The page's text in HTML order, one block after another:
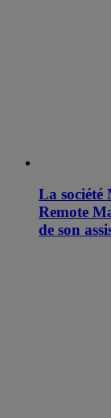
La société
Remote
de son